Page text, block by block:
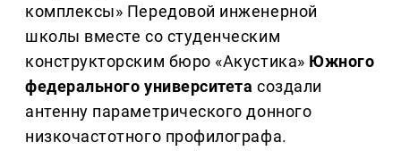
комплексы» Передовой инженерной
школы вместе со студенческим
конструкторским бюро «Акустика» Южного
федерального университета создали
антенну параметрического донного
низкочастотного профилографа.